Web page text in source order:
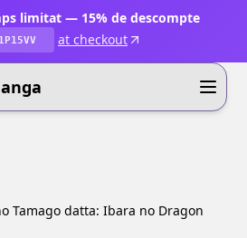
limitat — 15% de descompte
at checkout
Tamago datta: Ibara no Dragon